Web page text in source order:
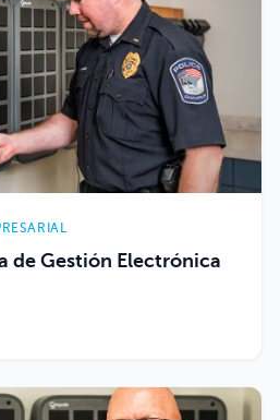
de Gestión Electrónica